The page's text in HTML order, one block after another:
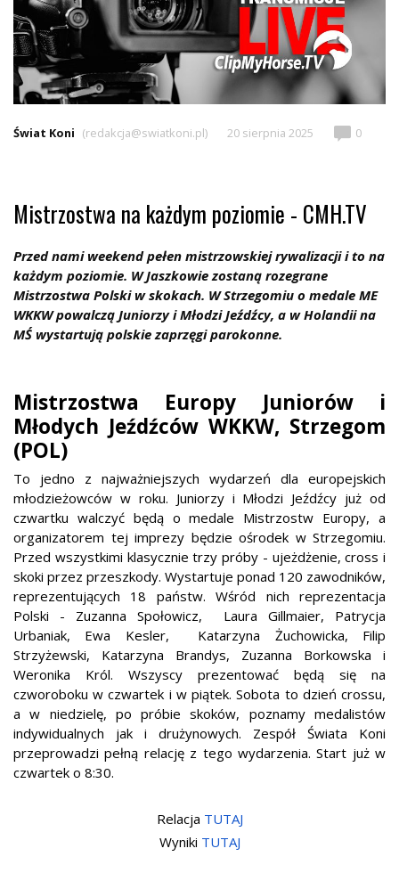
Świat Koni (redakcja@swiatkoni.pl) 20 sierpnia 2025 0
Mistrzostwa na każdym poziomie - CMH.TV
Przed nami weekend pełen mistrzowskiej rywalizacji i to na
każdym poziomie. W Jaszkowie zostaną rozegrane
Mistrzostwa Polski w skokach. W Strzegomiu o medale ME
WKKW powalczą Juniorzy i Młodzi Jeźdźcy, a w Holandii na
MŚ wystartują polskie zaprzęgi parokonne.
Mistrzostwa Europy Juniorów i
Młodych Jeźdźców WKKW, Strzegom
(POL)
To jedno z najważniejszych wydarzeń dla europejskich
młodzieżowców w roku. Juniorzy i Młodzi Jeźdźcy już od
czwartku walczyć będą o medale Mistrzostw Europy, a
organizatorem tej imprezy będzie ośrodek w Strzegomiu.
Przed wszystkimi klasycznie trzy próby - ujeżdżenie, cross i
skoki przez przeszkody. Wystartuje ponad 120 zawodników,
reprezentujących 18 państw. Wśród nich reprezentacja
Polski - Zuzanna Społowicz, Laura Gillmaier, Patrycja
Urbaniak, Ewa Kesler, Katarzyna Żuchowicka, Filip
Strzyżewski, Katarzyna Brandys, Zuzanna Borkowska i
Weronika Król. Wszyscy prezentować będą się na
czworoboku w czwartek i w piątek. Sobota to dzień crossu,
a w niedzielę, po próbie skoków, poznamy medalistów
indywidualnych jak i drużynowych. Zespół Świata Koni
przeprowadzi pełną relację z tego wydarzenia. Start już w
czwartek o 8:30.
Relacja TUTAJ
Wyniki TUTAJ